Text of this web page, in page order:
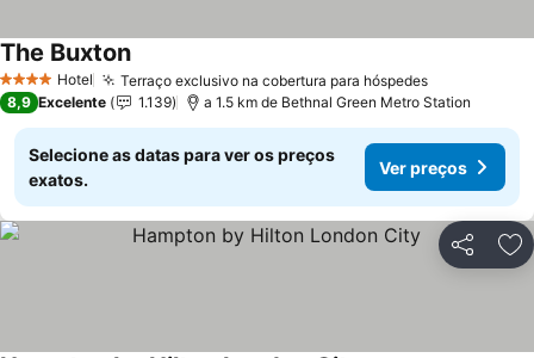
4 EstrelasHotel Terraço exclusivo na cobertura para hóspedesVer preços
The BuxtonVer preços
8,9 Excelente 1.139 a 1.5 km de Bethnal Green Metro Station
Selecione as datas para ver os preços
exatos.
Ver preços
Partilhar